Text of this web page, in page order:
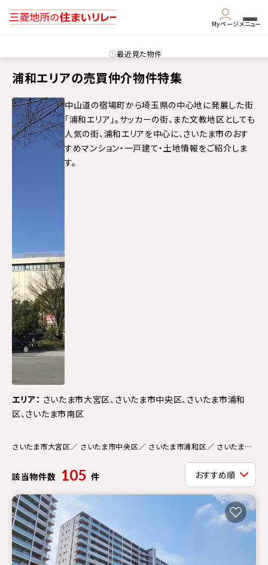
Myページメニュー
最近見た物件
浦和エリアの売買仲介物件特集
中山道の宿場町から埼玉県の中心地に発展した街
「浦和エリア」。サッカーの街、また文教地区としても
人気の街、浦和エリアを中心に、さいたま市のおす
すめマンション・一戸建て・土地情報をご紹介しま
す。
エリア： さいたま市大宮区、さいたま市中央区、さいたま市浦和
区、さいたま市南区
さいたま市大宮区／ さいたま市中央区／ さいたま市浦和区／ さいたま市
該当物件数 105 件